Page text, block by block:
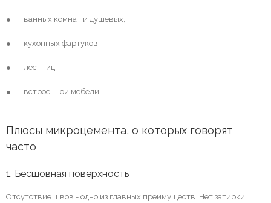
● ванных комнат и душевых;
● кухонных фартуков;
● лестниц;
● встроенной мебели.
Плюсы микроцемента, о которых говорят
часто
1. Бесшовная поверхность
Отсутствие швов - одно из главных преимуществ. Нет затирки,